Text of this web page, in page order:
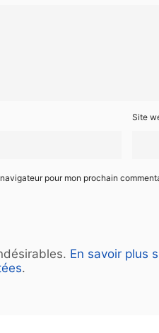
Site
pour mon prochain
En savoir plus
.